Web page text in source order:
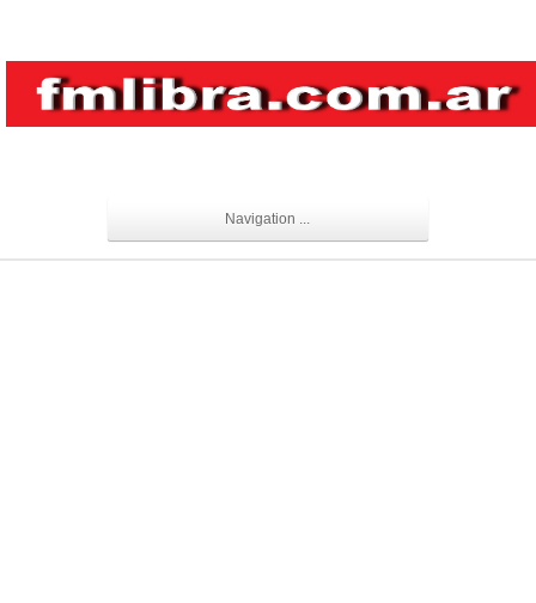
Navigation ...